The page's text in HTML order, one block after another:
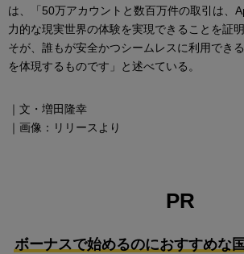
は、「50万アカウントと数百万件の取引は、
力的な現実世界の体験を実現できることを証
そが、誰もが安全かつシームレスに利用でき
を体現するものです」と述べている。
｜文・増田隆幸
｜画像：リリースより
PR
ボーナスで始めるのにおすすめな